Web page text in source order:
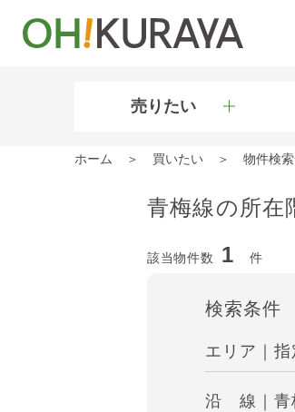
売りたい
ホーム 買いたい 物件検
青梅線の所在
該当物件数 1 件
検索条件
エリア｜指
沿 線｜青